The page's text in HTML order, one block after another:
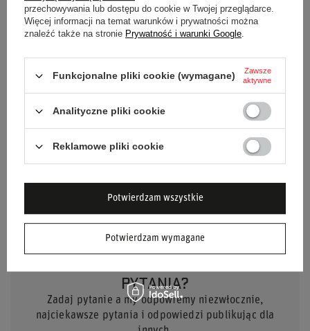
Grupa wiekowa Dorośli
Materiał Welur
POTRZEBUJESZ POMOCY? MASZ
PYTANIA?
Zadaj pytanie a my odpowiemy niezwłocznie,
najciekawsze pytania i odpowiedzi publikując dla
przechowywania lub dostępu do cookie w Twojej przeglądarce.
Więcej informacji na temat warunków i prywatności można
znaleźć także na stronie Prywatność i warunki Google.
Funkcjonalne pliki cookie (wymagane)
Zawsze
aktywne
Analityczne pliki cookie
Reklamowe pliki cookie
Potwierdzam wymagane
Potwierdzam wszystkie